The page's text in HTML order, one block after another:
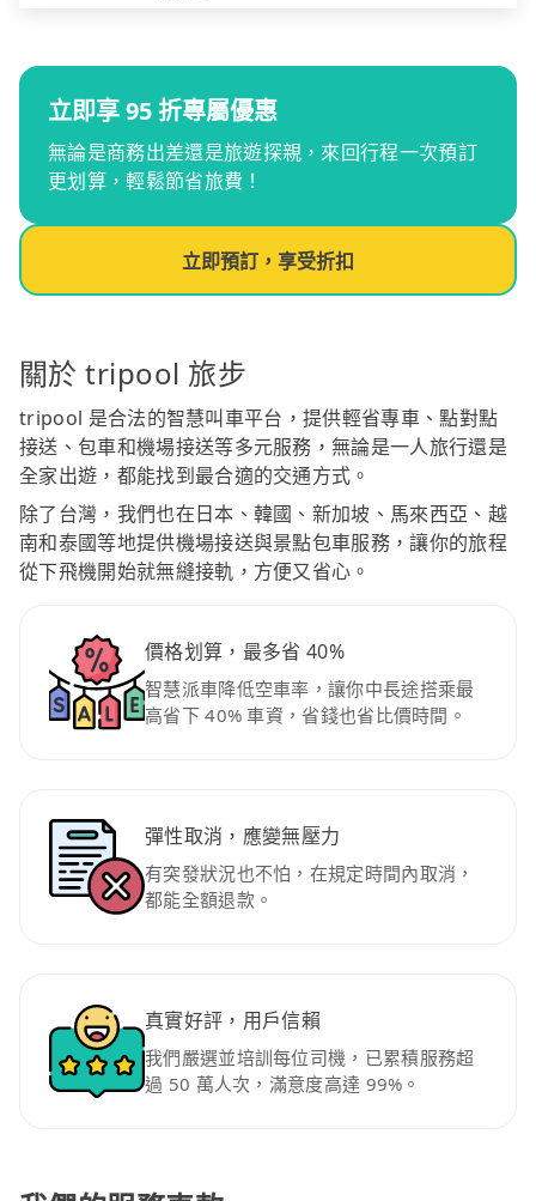
立即享 95 折專屬優惠
無論是商務出差還是旅遊探親，來回行程一次預訂
更划算，輕鬆節省旅費！
立即預訂，享受折扣
關於 tripool 旅步
tripool 是合法的智慧叫車平台，提供輕省專車、點對點
接送、包車和機場接送等多元服務，無論是一人旅行還是
全家出遊，都能找到最合適的交通方式。
除了台灣，我們也在日本、韓國、新加坡、馬來西亞、越
南和泰國等地提供機場接送與景點包車服務，讓你的旅程
從下飛機開始就無縫接軌，方便又省心。
價格划算，最多省 40%
智慧派車降低空車率，讓你中長途搭乘最
高省下 40% 車資，省錢也省比價時間。
彈性取消，應變無壓力
有突發狀況也不怕，在規定時間內取消，
都能全額退款。
真實好評，用戶信賴
我們嚴選並培訓每位司機，已累積服務超
過 50 萬人次，滿意度高達 99%。